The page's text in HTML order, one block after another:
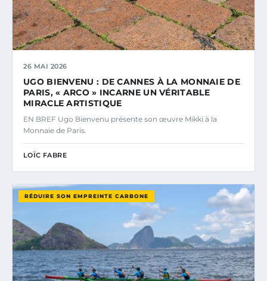
26 MAI 2026
UGO BIENVENU : DE CANNES À LA MONNAIE DE
PARIS, « ARCO » INCARNE UN VÉRITABLE
MIRACLE ARTISTIQUE
EN BREF Ugo Bienvenu présente son œuvre Mikki à la
Monnaie de Paris.
LOÏC FABRE
RÉDUIRE SON EMPREINTE CARBONE